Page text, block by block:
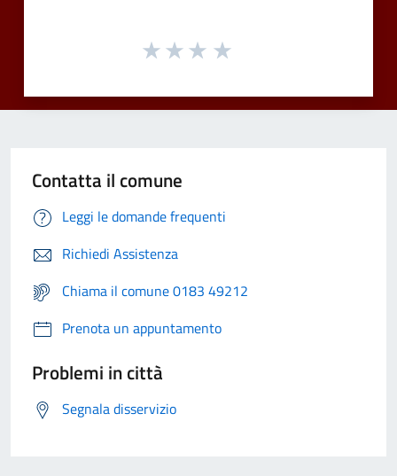
Contatta il comune
Leggi le domande frequenti
Richiedi Assistenza
Chiama il comune 0183 49212
Prenota un appuntamento
Problemi in città
Segnala disservizio